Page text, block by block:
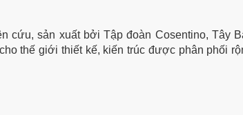
cứu, sản xuất bởi Tập đoàn Cosentino, Tây
thế giới thiết kế, kiến trúc được phân phối